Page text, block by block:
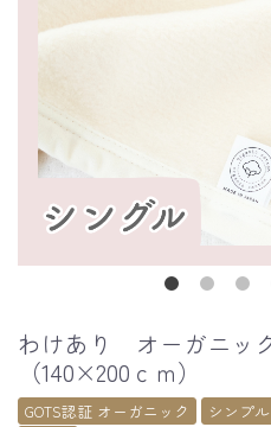
わけあり オーガニッ
（140×200ｃｍ）
GOTS認証 オーガニック シンプル